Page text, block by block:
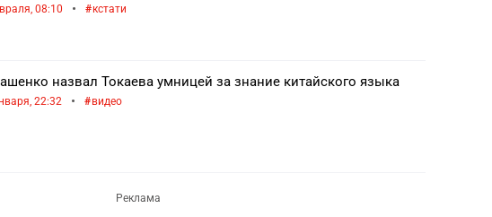
08:10 • кстати
назвал Токаева умницей за знание китайского языка
22:32 • видео